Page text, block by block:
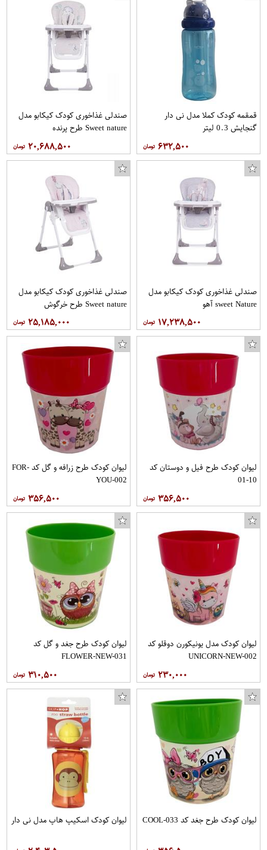
قمقمه کودک کملا مدل نی دار
گنجایش 0.3 لیتر
۶۳۲,۵۰۰
صندلی غذاخوری کودک کیکابو مدل
Sweet nature طرح پرنده
۲۰,۶۸۸,۵۰۰
صندلی غذاخوری کودک کیکابو مدل
sweet Nature آهو
۱۷,۲۳۸,۵۰۰
صندلی غذاخوری کودک کیکابو مدل
Sweet nature طرح خرگوش
۲۵,۱۸۵,۰۰۰
لیوان کودک طرح فیل و دوستان کد
10-01
۳۵۶,۵۰۰
لیوان کودک طرح زرافه و گل کد FOR-
YOU-002
۳۵۶,۵۰۰
لیوان کودک مدل یونیکورن دوقلو کد
UNICORN-NEW-002
۲۳۰,۰۰۰
لیوان کودک طرح جغد و گل کد
FLOWER-NEW-031
۳۱۰,۵۰۰
لیوان کودک طرح جغد کد COOL-033 لیوان کودک اسکیپ هاپ مدل نی دار